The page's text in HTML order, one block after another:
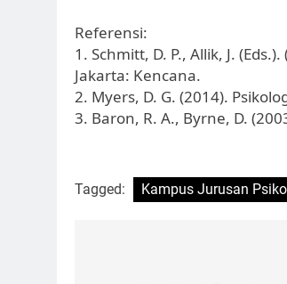
Referensi:
1. Schmitt, D. P., Allik, J.
Jakarta: Kencana.
2. Myers, D. G. (2014).
3. Baron, R. A., Byrne, D.
Tagged: Kampus Jurusan